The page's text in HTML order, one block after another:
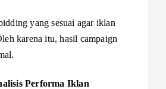
yang sesuai agar iklan
karena itu, hasil campaign
Performa Iklan